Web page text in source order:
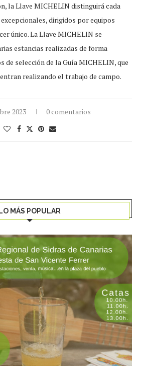
la Llave MICHELIN distinguirá cada
dirigidos por equipos
único. La Llave MICHELIN se
estancias realizadas de forma
de selección de la Guía MICHELIN, que
realizando el trabajo de campo.
2023 0 comentarios
LO MÁS POPULAR